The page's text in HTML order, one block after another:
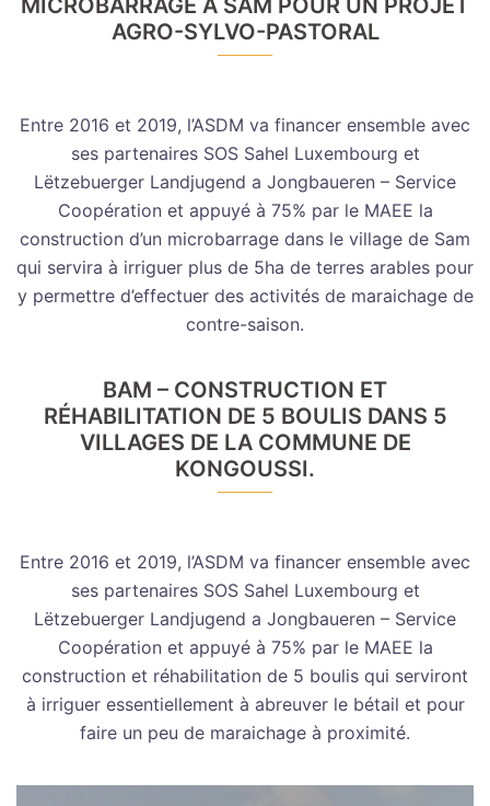
MICROBARRAGE À SAM POUR UN PROJET
AGRO-SYLVO-PASTORAL
Entre 2016 et 2019, l’ASDM va financer ensemble avec
ses partenaires SOS Sahel Luxembourg et
Lëtzebuerger Landjugend a Jongbaueren – Service
Coopération et appuyé à 75% par le MAEE la
construction d’un microbarrage dans le village de Sam
qui servira à irriguer plus de 5ha de terres arables pour
y permettre d’effectuer des activités de maraichage de
contre-saison.
BAM – CONSTRUCTION ET
RÉHABILITATION DE 5 BOULIS DANS 5
VILLAGES DE LA COMMUNE DE
KONGOUSSI.
Entre 2016 et 2019, l’ASDM va financer ensemble avec
ses partenaires SOS Sahel Luxembourg et
Lëtzebuerger Landjugend a Jongbaueren – Service
Coopération et appuyé à 75% par le MAEE la
construction et réhabilitation de 5 boulis qui serviront
à irriguer essentiellement à abreuver le bétail et pour
faire un peu de maraichage à proximité.